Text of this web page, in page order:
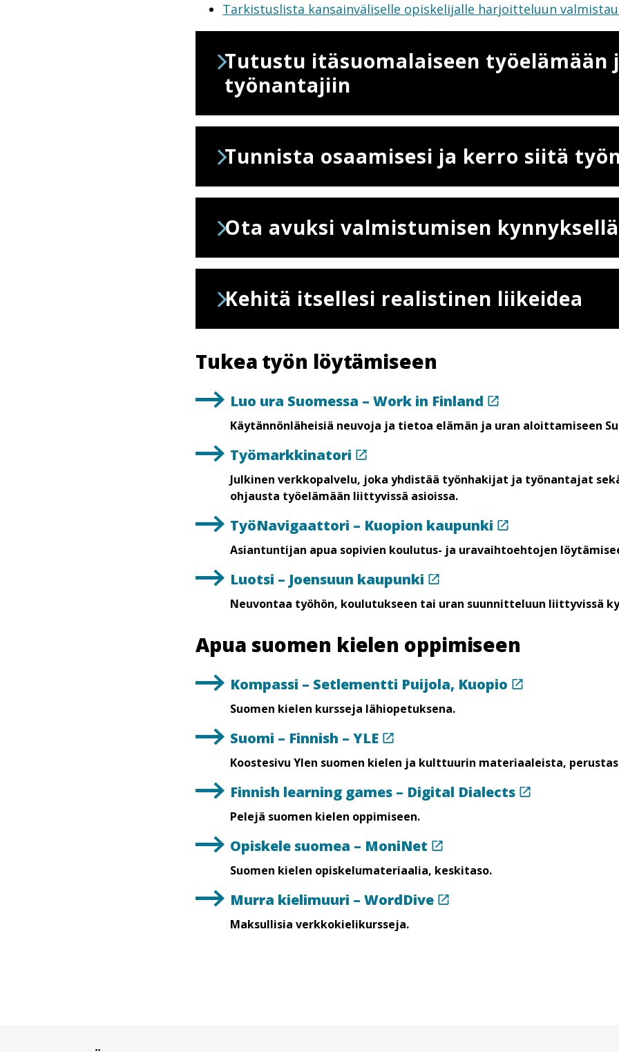
Tarkistuslista kansainväliselle opiskelijalle harjoitteluun
Tutustu itäsuomalaiseen työelämään
työnantajiin
Tunnista osaamisesi ja kerro siitä
Ota avuksi valmistumisen kynnyksellä
Kehitä itsellesi realistinen liikeidea
Tukea työn löytämiseen
Luo ura Suomessa – Work in Finland
Käytännönläheisiä neuvoja ja tietoa elämän ja uran aloittamiseen
Työmarkkinatori
Julkinen verkkopalvelu, joka yhdistää työnhakijat ja työnantajat
ohjausta työelämään liittyvissä asioissa.
TyöNavigaattori – Kuopion kaupunki
Asiantuntijan apua sopivien koulutus- ja uravaihtoehtojen
Luotsi – Joensuun kaupunki
Neuvontaa työhön, koulutukseen tai uran suunnitteluun liittyvissä
Apua suomen kielen oppimiseen
Kompassi – Setlementti Puijola, Kuopio
Suomen kielen kursseja lähiopetuksena.
Suomi – Finnish – YLE
Koostesivu Ylen suomen kielen ja kulttuurin materiaaleista,
Finnish learning games – Digital Dialects
Pelejä suomen kielen oppimiseen.
Opiskele suomea – MoniNet
Suomen kielen opiskelumateriaalia, keskitaso.
Murra kielimuuri – WordDive
Maksullisia verkkokielikursseja.